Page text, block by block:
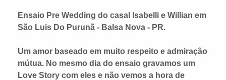
Ensaio Pre Wedding do casal Isabelli e Willian em
São Luis Do Purunã - Balsa Nova - PR.
Um amor baseado em muito respeito e admiração
mútua. No mesmo dia do ensaio gravamos um
Love Story com eles e não vemos a hora de